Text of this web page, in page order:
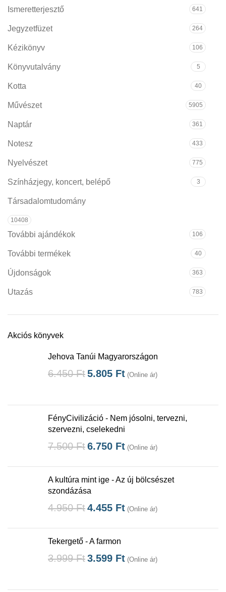
Ismeretterjesztő 641
Jegyzetfüzet 264
Kézikönyv 106
Könyvutalvány 5
Kotta 40
Művészet 5905
Naptár 361
Notesz 433
Nyelvészet 775
Színházjegy, koncert, belépő 3
Társadalomtudomány
10408
További ajándékok 106
További termékek 40
Újdonságok 363
Utazás 783
Akciós könyvek
Jehova Tanúi Magyarországon
6.450Ft5.805 Ft (Online ár)
FényCivilizáció - Nem jósolni, tervezni,
szervezni, cselekedni
7.500Ft6.750 Ft (Online ár)
A kultúra mint ige - Az új bölcsészet
szondázása
4.950Ft4.455 Ft (Online ár)
Tekergető - A farmon
3.999Ft3.599 Ft (Online ár)